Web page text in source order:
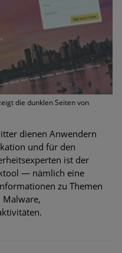
die dunklen Seiten von
dienen Anwendern
und für den
ist der
— nämlich eine
zu Themen
Malware,